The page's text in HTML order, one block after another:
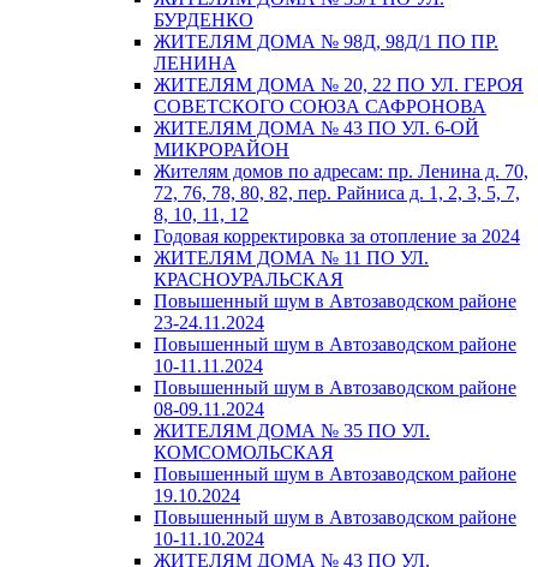
БУРДЕНКО
ЖИТЕЛЯМ ДОМА № 98Д, 98Д/1 ПО ПР.
ЛЕНИНА
ЖИТЕЛЯМ ДОМА № 20, 22 ПО УЛ. ГЕРОЯ
СОВЕТСКОГО СОЮЗА САФРОНОВА
ЖИТЕЛЯМ ДОМА № 43 ПО УЛ. 6-ОЙ
МИКРОРАЙОН
Жителям домов по адресам: пр. Ленина д. 70,
72, 76, 78, 80, 82, пер. Райниса д. 1, 2, 3, 5, 7,
8, 10, 11, 12
Годовая корректировка за отопление за 2024
ЖИТЕЛЯМ ДОМА № 11 ПО УЛ.
КРАСНОУРАЛЬСКАЯ
Повышенный шум в Автозаводском районе
23-24.11.2024
Повышенный шум в Автозаводском районе
10-11.11.2024
Повышенный шум в Автозаводском районе
08-09.11.2024
ЖИТЕЛЯМ ДОМА № 35 ПО УЛ.
КОМСОМОЛЬСКАЯ
Повышенный шум в Автозаводском районе
19.10.2024
Повышенный шум в Автозаводском районе
10-11.10.2024
ЖИТЕЛЯМ ДОМА № 43 ПО УЛ.